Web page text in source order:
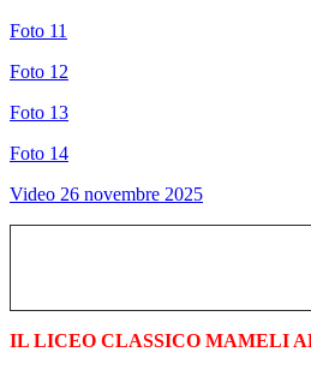
Foto 11
Foto 12
Foto 13
Foto 14
Video 26 novembre 2025
IL LICEO CLASSICO MAMELI